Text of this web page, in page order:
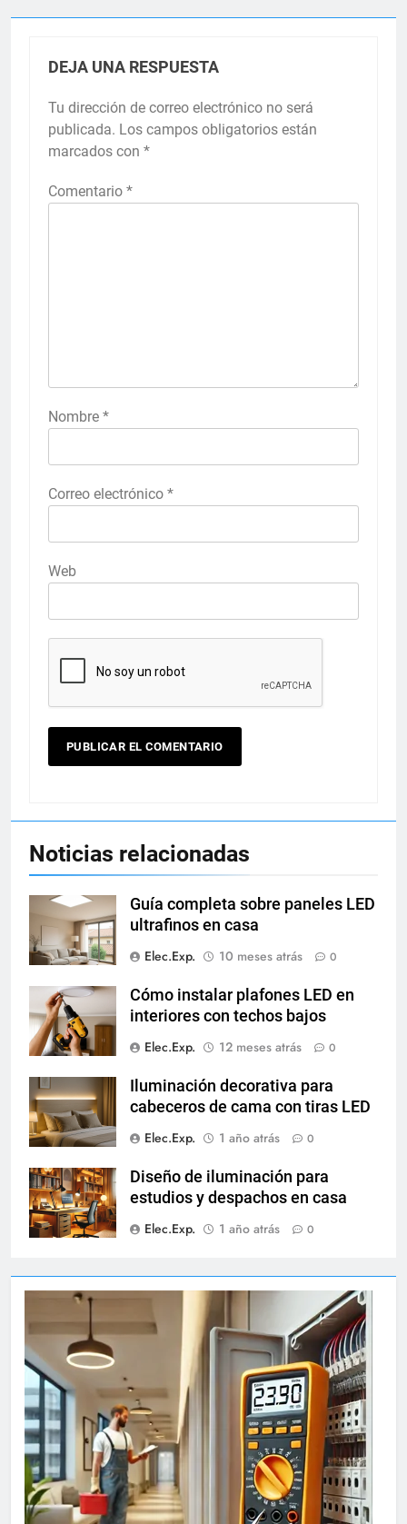
DEJA UNA RESPUESTA
Tu dirección de correo electrónico no será
publicada. Los campos obligatorios están
marcados con *
Comentario *
Nombre *
Correo electrónico *
Web
Noticias relacionadas
Guía completa sobre paneles LED
ultrafinos en casa
Elec.Exp.
10 meses atrás 0
Cómo instalar plafones LED en
interiores con techos bajos
Elec.Exp.
12 meses atrás 0
Iluminación decorativa para
cabeceros de cama con tiras LED
Elec.Exp.
1 año atrás 0
Diseño de iluminación para
estudios y despachos en casa
Elec.Exp.
1 año atrás 0